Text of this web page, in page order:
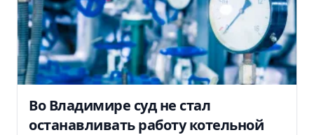
Во Владимире суд не стал
останавливать работу котельной